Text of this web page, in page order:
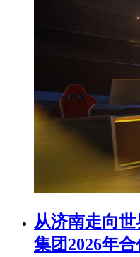
从济南走向
集团2026年